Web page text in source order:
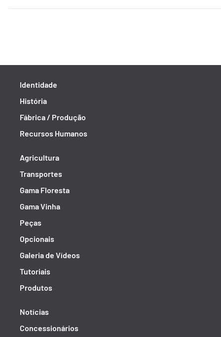
Identidade
História
Fábrica / Produção
Recursos Humanos
Agricultura
Transportes
Gama Floresta
Gama Vinha
Peças
Opcionais
Galeria de Vídeos
Tutoriais
Produtos
Notícias
Concessionários